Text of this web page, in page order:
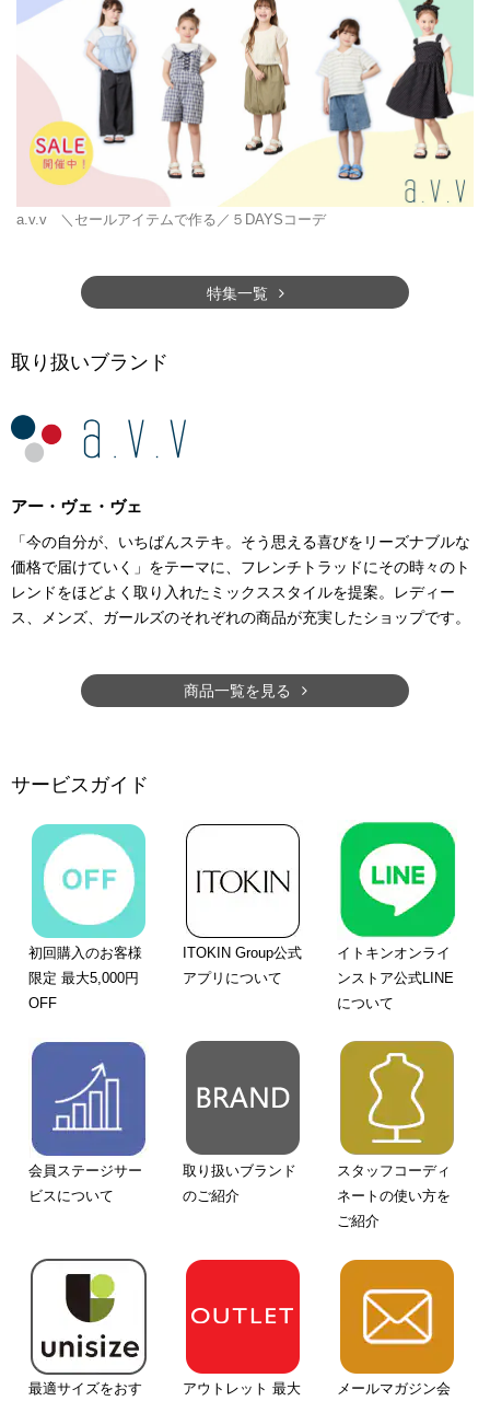
a.v.v ＼セールアイテムで作る／５DAYSコーデ
特集一覧
取り扱いブランド
アー・ヴェ・ヴェ
「今の自分が、いちばんステキ。そう思える喜びをリーズナブルな
価格で届けていく」をテーマに、フレンチトラッドにその時々のト
レンドをほどよく取り入れたミックススタイルを提案。レディー
ス、メンズ、ガールズのそれぞれの商品が充実したショップです。
商品一覧を見る
サービスガイド
初回購入のお客様
限定 最大5,000円
OFF
ITOKIN Group公式
アプリについて
イトキンオンライ
ンストア公式LINE
について
会員ステージサー
ビスについて
取り扱いブランド
のご紹介
スタッフコーディ
ネートの使い方を
ご紹介
最適サイズをおす
アウトレット 最大
メールマガジン会